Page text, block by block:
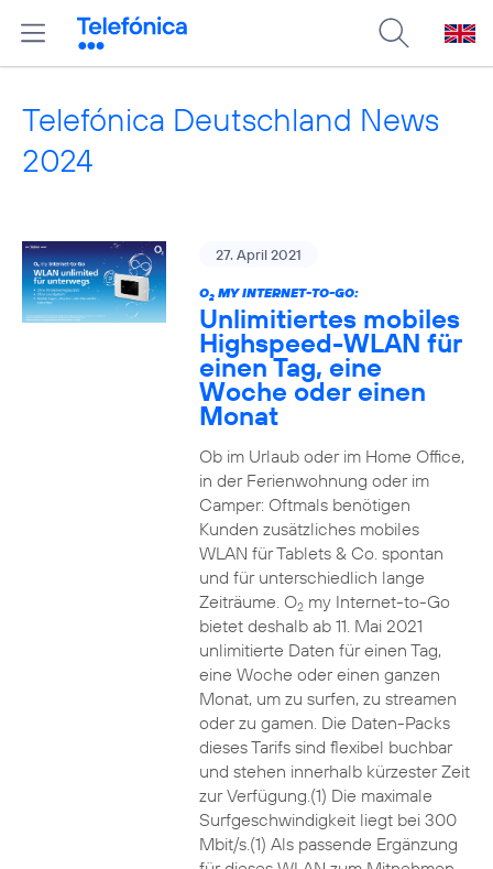
Telefónica Deutschland News
2024
27. April 2021
O2MY INTERNET-TO-GO:
Unlimitiertes mobiles
Highspeed-WLAN für
einen Tag, eine
Woche oder einen
Monat
Ob im Urlaub oder im Home Office,
in der Ferienwohnung oder im
Camper: Oftmals benötigen
Kunden zusätzliches mobiles
WLAN für Tablets & Co. spontan
und für unterschiedlich lange
Zeiträume. O2my Internet-to-Go
bietet deshalb ab 11. Mai 2021
unlimitierte Daten für einen Tag,
eine Woche oder einen ganzen
Monat, um zu surfen, zu streamen
oder zu gamen. Die Daten-Packs
dieses Tarifs sind flexibel buchbar
und stehen innerhalb kürzester Zeit
zur Verfügung.(1) Die maximale
Surfgeschwindigkeit liegt bei 300
Mbit/s.(1) Als passende Ergänzung